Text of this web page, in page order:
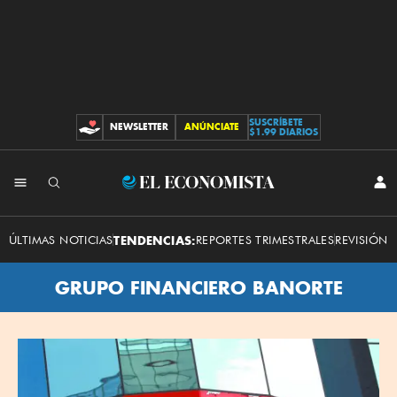
CONTRIBUCIONES
NEWSLETTER ANÚNCIATE
SUSCRÍBETE
$1.99 DIARIOS
El
Economista
ÚLTIMAS NOTICIASTENDENCIAS:REPORTES TRIMESTRALESREVISIÓN
GRUPO FINANCIERO BANORTE